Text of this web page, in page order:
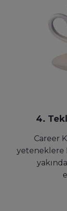
4.
Career
yeteneklere